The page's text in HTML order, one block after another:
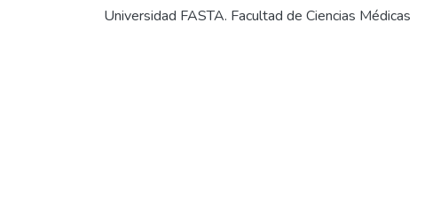
Universidad FASTA. Facultad de Ciencias Médicas